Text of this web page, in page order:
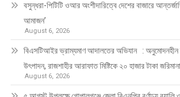
বসুন্ধরা-পিটিটি ওআর অংশীদারিত্বে দেশের বাজারে
আমাজন’
August 6, 2026
বিএসটিআইর ভ্রাম্যমাণ আদালতের অভিযান : অনুমোদনহীন
উৎপাদন, রাজশাহীর আরাফাত মিষ্টিকে ২০ হাজার টাকা জরিমানা
August 6, 2026